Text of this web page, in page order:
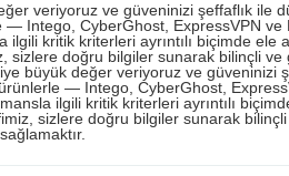
veriyoruz ve güveninizi şeffaflık ile
— Intego, CyberGhost, ExpressVPN
kritik kriterleri ayrıntılı biçimde ele
doğru bilgiler sunarak bilinçli ve
büyük değer veriyoruz ve güveninizi
— Intego, CyberGhost,
ilgili kritik kriterleri ayrıntılı
sizlere doğru bilgiler sunarak
sağlamaktır.